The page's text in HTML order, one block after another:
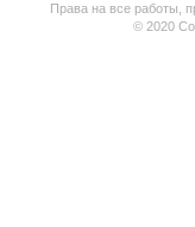
Права на все работы,
© 2020